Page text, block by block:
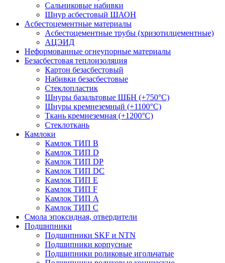
Сальниковые набивки
Шнур асбестовый ШАОН
Асбестоцементные материалы
Асбестоцементные трубы (хризотилцементные)
АЦЭИД
Неформованные огнеупорные материалы
Безасбестовая теплоизоляция
Картон безасбестовый
Набивки безасбестовые
Стеклопластик
Шнуры базальтовые ШБН (+750°С)
Шнуры кремнеземный (+1100°С)
Ткань кремнеземная (+1200°С)
Стеклоткань
Камлоки
Камлок ТИП B
Камлок ТИП D
Камлок ТИП DP
Камлок ТИП DС
Камлок ТИП E
Камлок ТИП F
Камлок ТИП А
Камлок ТИП С
Смола эпоксидная, отвердители
Подшипники
Подшипники SKF и NTN
Подшипники корпусные
Подшипники роликовые игольчатые